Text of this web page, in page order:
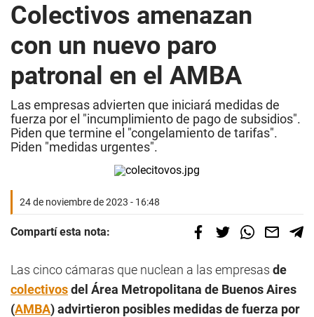
Colectivos amenazan
con un nuevo paro
patronal en el AMBA
Las empresas advierten que iniciará medidas de
fuerza por el "incumplimiento de pago de subsidios".
Piden que termine el "congelamiento de tarifas".
Piden "medidas urgentes".
24 de noviembre de 2023 - 16:48
Compartí esta nota:
Las cinco cámaras que nuclean a las empresas de
colectivosdel Área Metropolitana de Buenos Aires
(AMBA) advirtieron posibles medidas de fuerza por